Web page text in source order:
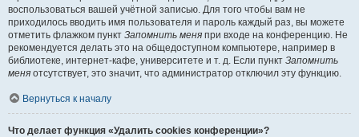
воспользоваться вашей учётной записью. Для того чтобы вам не
приходилось вводить имя пользователя и пароль каждый раз, вы можете
отметить флажком пункт Запомнить меня при входе на конференцию. Не
рекомендуется делать это на общедоступном компьютере, например в
библиотеке, интернет-кафе, университете и т. д. Если пункт Запомнить
меня отсутствует, это значит, что администратор отключил эту функцию.
Вернуться к началу
Что делает функция «Удалить cookies конференции»?